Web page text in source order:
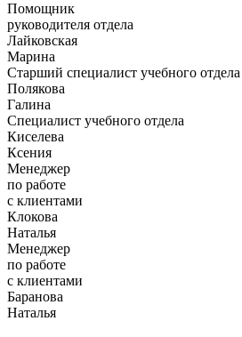
Помощник
руководителя отдела
Лайковская
Марина
Старший специалист учебного отдела
Полякова
Галина
Специалист учебного отдела
Киселева
Ксения
Менеджер
по работе
с клиентами
Клокова
Наталья
Менеджер
по работе
с клиентами
Баранова
Наталья